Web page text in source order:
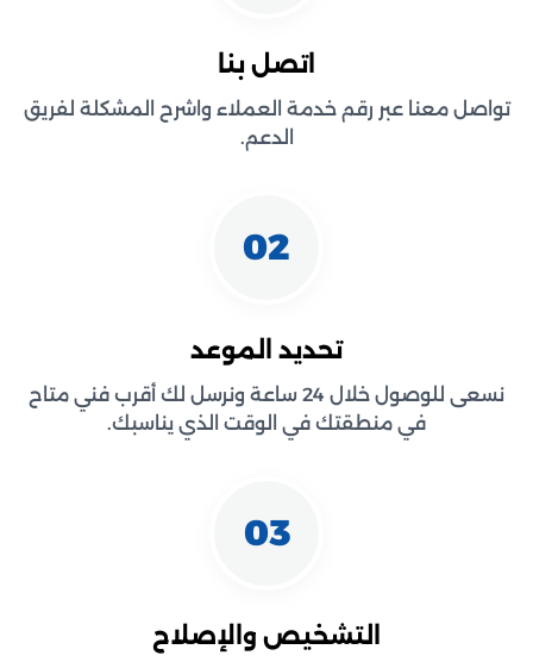
اتصل بنا
تواصل معنا عبر رقم خدمة العملاء واشرح المشكلة لفريق
الدعم.
02
تحديد الموعد
نسعى للوصول خلال 24 ساعة ونرسل لك أقرب فني متاح
في منطقتك في الوقت الذي يناسبك.
03
التشخيص والإصلاح